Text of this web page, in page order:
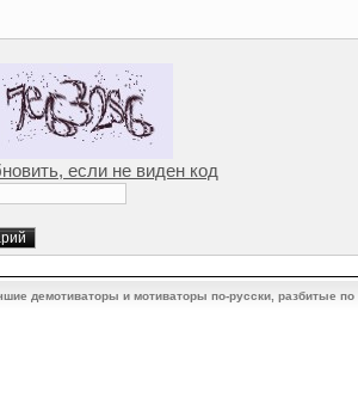
если не виден код
демотиваторы и мотиваторы по-русски, разбитые